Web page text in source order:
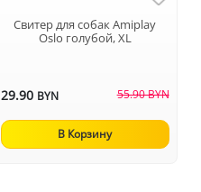
Свитер для собак Amiplay
Oslo голубой, XL
29.90 BYN 55.90 BYN
В Корзину